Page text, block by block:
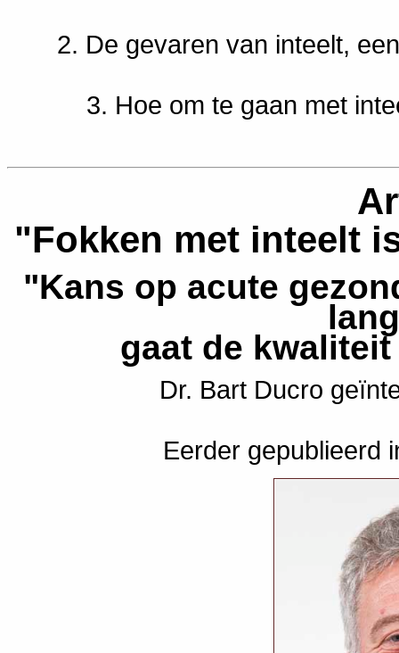
2. De gevaren van inteelt,
3. Hoe om te gaan met
"Fokken met inteelt
"Kans op acute
gaat de
Dr. Bart Ducro
Eerder gepublieerd